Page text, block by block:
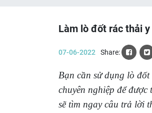
Làm lò đốt rác thải
07-06-2022 Share:
Bạn cần sử dụng lò
chuyên nghiệp để
sẽ tìm ngay câu trả lời